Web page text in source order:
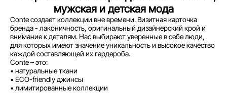
мужская и детская мода
Conte создает коллекции вне времени. Визитная карточка
бренда - лаконичность, оригинальный дизайнерский крой и
внимание к деталям. Нас выбирают уверенные в себе люди,
для которых имеют значение уникальность и высокое качество
каждой составляющей их гардероба.
Conte – это:
• натуральные ткани
• ECO-friendly джинсы
• лимитированные коллекции